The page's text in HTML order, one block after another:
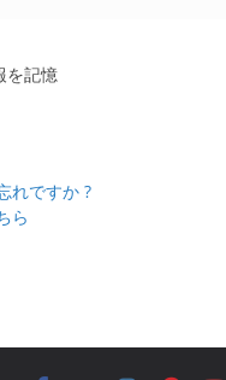
を記憶
れですか ?
ら